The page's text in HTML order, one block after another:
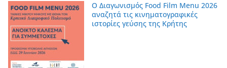
Ο Διαγωνισμός Food Film Menu 2026
αναζητά τις κινηματογραφικές
ιστορίες γεύσης της Κρήτης